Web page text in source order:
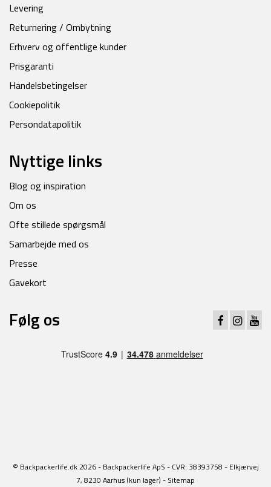
Levering
Returnering / Ombytning
Erhverv og offentlige kunder
Prisgaranti
Handelsbetingelser
Cookiepolitik
Persondatapolitik
Nyttige links
Blog og inspiration
Om os
Ofte stillede spørgsmål
Samarbejde med os
Presse
Gavekort
Følg os
© Backpackerlife.dk 2026 - Backpackerlife ApS - CVR: 38393758 - Elkjærvej
7, 8230 Aarhus (kun lager) - Sitemap